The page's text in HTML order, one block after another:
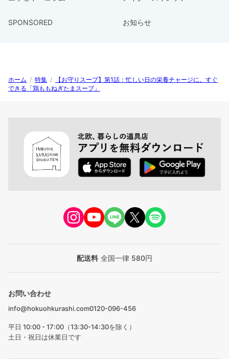
SPONSORED お知らせ
ホーム / 特集 /
【お守りスープ】第1話：忙しい日の栄養チャージに。すぐ
できる「鶏ももねぎたまスープ」
配送料 全国一律 580円
お問い合わせ
info@hokuohkurashi.com0120-096-456
平日 10:00 - 17:00（13:30-14:30を除く）
土日・祝日は休業日です